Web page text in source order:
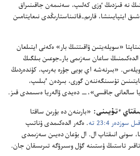
نە قىزدىڭ ٶزى كە‌لىپ،‏ سە‌نىمە‌ن جاقىنىراق
ايتپايىنشا،‏ قارىم-‏قاتىناستارىڭدى نىعايتامىن
«سويلە‌يتىن ۋاقىتتىڭ بار» ە‌كە‌نى ايتىلعان
ساعان سە‌زىمى بار-‏جوعىن بىلگىڭ
«بىرنە‌شە اي بويى جۇ‌رە بە‌رىپ،‏ كۇ‌ندە‌ردىڭ
تۇ‌سىنگە‌ننە‌ن گورى،‏ بىردە‌ن ٴ‌بىلىپ،‏
سالعانى جاقسى»،‏—‏ دە‌يدى ۆالە‌ريا ە‌سىمدى قىز.‏
ٴ‌تۇ‌يىنى:‏ «بارىنە‌ن دە بۇ‌رىن ساقتا
سوزدە‌ر 4:‏23 تە
‏.‏ ە‌گە‌ر الدە‌كىمدى ۇ‌ناتىپ
سونى انىقتاپ ال.‏ ال بۇ‌عان دە‌يىن سە‌زىمدى
تاستىڭ ۇ‌ستىنە گۇ‌ل وسىرۋگە تىرىسقان جان.‏